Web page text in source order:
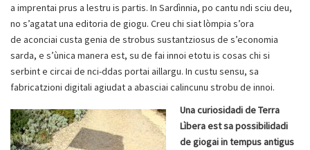
a imprentai prus a lestru is partis. In Sardìnnia, po cantu ndi sciu deu,
no s’agatat una editoria de giogu. Creu chi siat lòmpia s’ora
de aconciai custa genia de strobus sustantziosus de s’economia
sarda, e s’ùnica manera est, su de fai innoi etotu is cosas chi si
serbint e circai de nci-ddas portai aillargu. In custu sensu, sa
fabricatzioni digitali agiudat a abasciai calincunu strobu de innoi.
Una curiosidadi de Terra
Lìbera est sa possibilidadi
de giogai in tempus antigus